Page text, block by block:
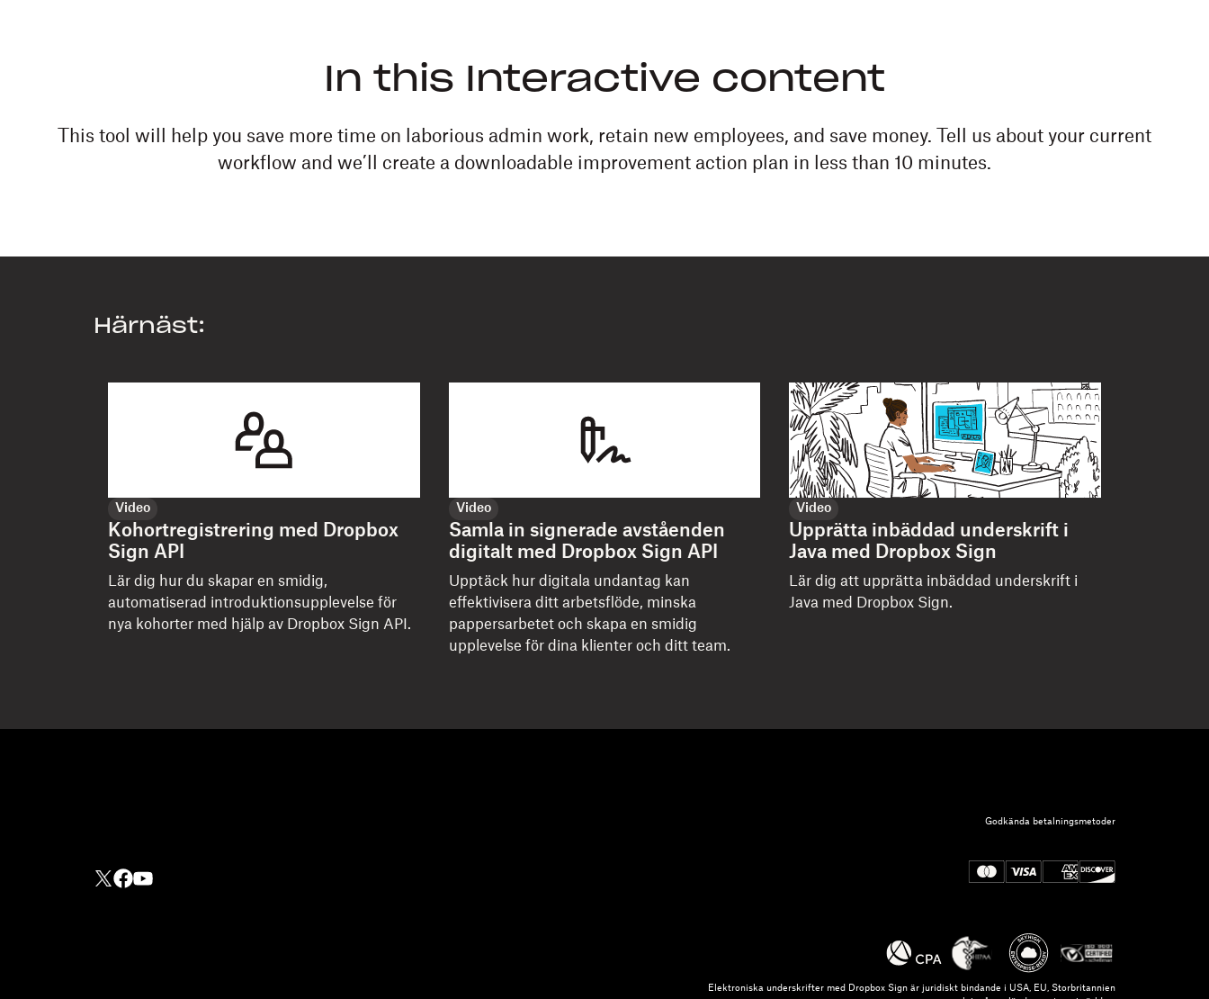
In this Interactive content
This tool will help you save more time on laborious admin work, retain new employees, and save money. Tell us about your current
workflow and we’ll create a downloadable improvement action plan in less than 10 minutes.
Härnäst:
Video
Kohortregistrering med Dropbox
Sign API
Lär dig hur du skapar en smidig,
automatiserad introduktionsupplevelse för
nya kohorter med hjälp av Dropbox Sign API.
Video
Samla in signerade avståenden
digitalt med Dropbox Sign API
Upptäck hur digitala undantag kan
effektivisera ditt arbetsflöde, minska
pappersarbetet och skapa en smidig
upplevelse för dina klienter och ditt team.
Video
Upprätta inbäddad underskrift i
Java med Dropbox Sign
Lär dig att upprätta inbäddad underskrift i
Java med Dropbox Sign.
Godkända betalningsmetoder
Elektroniska underskrifter med Dropbox Sign är juridiskt bindande i USA, EU, Storbritannien